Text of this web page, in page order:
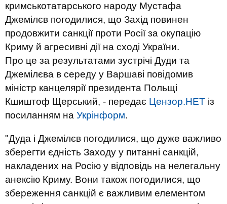
кримськотатарського народу Мустафа
Джемілєв погодилися, що Захід повинен
продовжити санкції проти Росії за окупацію
Криму й агресивні дії на сході України.
Про це за результатами зустрічі Дуди та
Джемілєва в середу у Варшаві повідомив
міністр канцелярії президента Польщі
Кшиштоф Щерський, - передає Цензор.НЕТ із
посиланням на Укрінформ.
"Дуда і Джемілєв погодилися, що дуже важливо
зберегти єдність Заходу у питанні санкцій,
накладених на Росію у відповідь на нелегальну
анексію Криму. Вони також погодилися, що
збереження санкцій є важливим елементом